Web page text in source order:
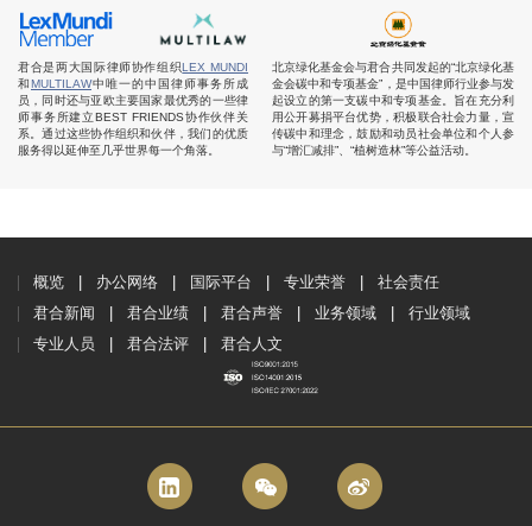
君合是两大国际律师协作组织LEX MUNDI
和MULTILAW中唯一的中国律师事务所成
员，同时还与亚欧主要国家最优秀的一些律
师事务所建立BEST FRIENDS协作伙伴关
系。通过这些协作组织和伙伴，我们的优质
服务得以延伸至几乎世界每一个角落。
北京绿化基金会与君合共同发起的“北京绿化基
金会碳中和专项基金”，是中国律师行业参与发
起设立的第一支碳中和专项基金。旨在充分利
用公开募捐平台优势，积极联合社会力量，宣
传碳中和理念，鼓励和动员社会单位和个人参
与“增汇减排”、“植树造林”等公益活动。
概览 办公网络 国际平台 专业荣誉
社会责任
君合新闻
君合业绩 君合声誉 业务领域
行业领域
专业人员
君合法评 君合人文